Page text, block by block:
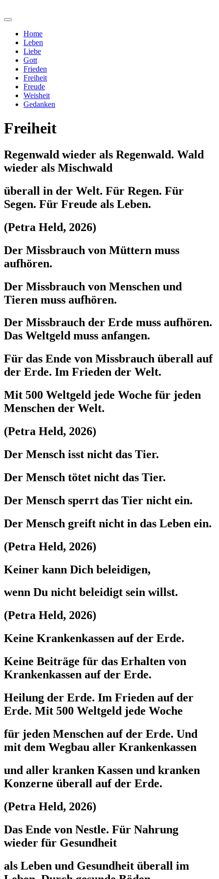
Home
Leben
Liebe
Gott
Frieden
Freiheit
Freude
Weisheit
Gedanken
Freiheit
Regenwald wieder als Regenwald. Wald
wieder als Mischwald
überall in der Welt. Für Regen. Für
Segen. Für Freude als Leben.
(Petra Held, 2026)
Der Missbrauch von Müttern muss
aufhören.
Der Missbrauch von Menschen und
Tieren muss aufhören.
Der Missbrauch der Erde muss aufhören.
Das Weltgeld muss anfangen.
Für das Ende von Missbrauch überall auf
der Erde. Im Frieden der Welt.
Mit 500 Weltgeld jede Woche für jeden
Menschen der Welt.
(Petra Held, 2026)
Der Mensch isst nicht das Tier.
Der Mensch tötet nicht das Tier.
Der Mensch sperrt das Tier nicht ein.
Der Mensch greift nicht in das Leben ein.
(Petra Held, 2026)
Keiner kann Dich beleidigen,
wenn Du nicht beleidigt sein willst.
(Petra Held, 2026)
Keine Krankenkassen auf der Erde.
Keine Beiträge für das Erhalten von
Krankenkassen auf der Erde.
Heilung der Erde. Im Frieden auf der
Erde. Mit 500 Weltgeld jede Woche
für jeden Menschen auf der Erde. Und
mit dem Wegbau aller Krankenkassen
und aller kranken Kassen und kranken
Konzerne überall auf der Erde.
(Petra Held, 2026)
Das Ende von Nestle. Für Nahrung
wieder für Gesundheit
als Leben und Gesundheit überall im